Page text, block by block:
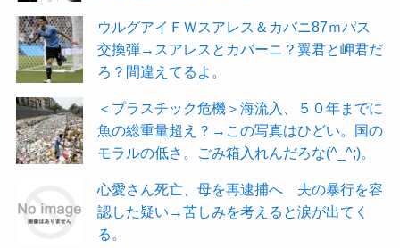
ウルグアイＦＷスアレス＆カバニ87ｍパス
交換弾→スアレスとカバーニ？翼君と岬君だ
ろ？間違えてるよ。
＜プラスチック危機＞海流入、５０年までに
魚の総重量超え？→この写真はひどい。国の
モラルの低さ。ごみ箱入れんだろな(^_^;)。
心愛さん死亡、母を再逮捕へ 夫の暴行を容
認した疑い→苦しみを考えると涙が出てく
る。